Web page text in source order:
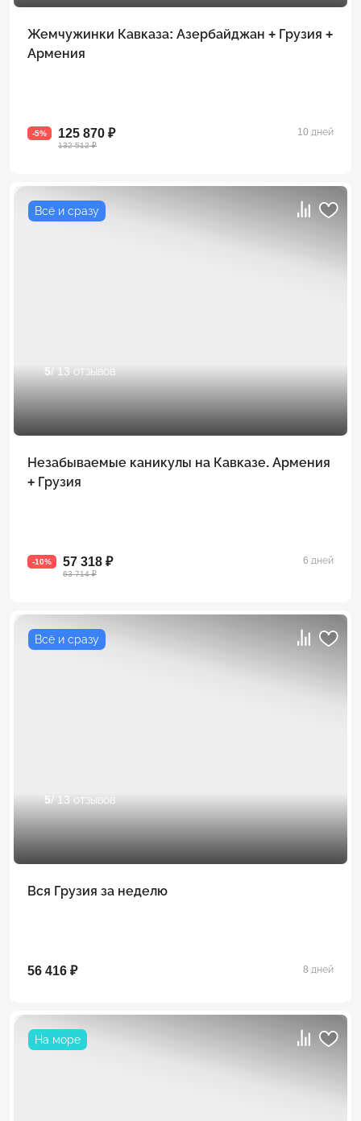
Жемчужинки Кавказа: Азербайджан + Грузия +
Армения
-5% 125 870 ₽
132 512 ₽
10 дней
Всё и сразу
5/ 13 отзывов
Незабываемые каникулы на Кавказе. Армения
+ Грузия
-10% 57 318 ₽
63 714 ₽
6 дней
Всё и сразу
5/ 13 отзывов
Вся Грузия за неделю
56 416 ₽ 8 дней
На море